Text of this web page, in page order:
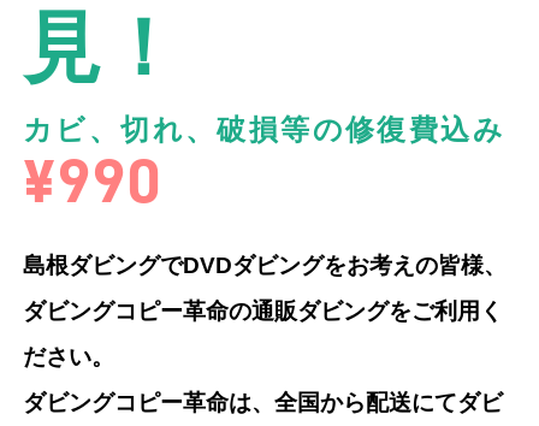
見！
カビ、切れ、破損等の修復費込み
¥990
島根ダビングでDVDダビングをお考えの皆様、
ダビングコピー革命の通販ダビングをご利用く
ださい。
ダビングコピー革命は、全国から配送にてダビ